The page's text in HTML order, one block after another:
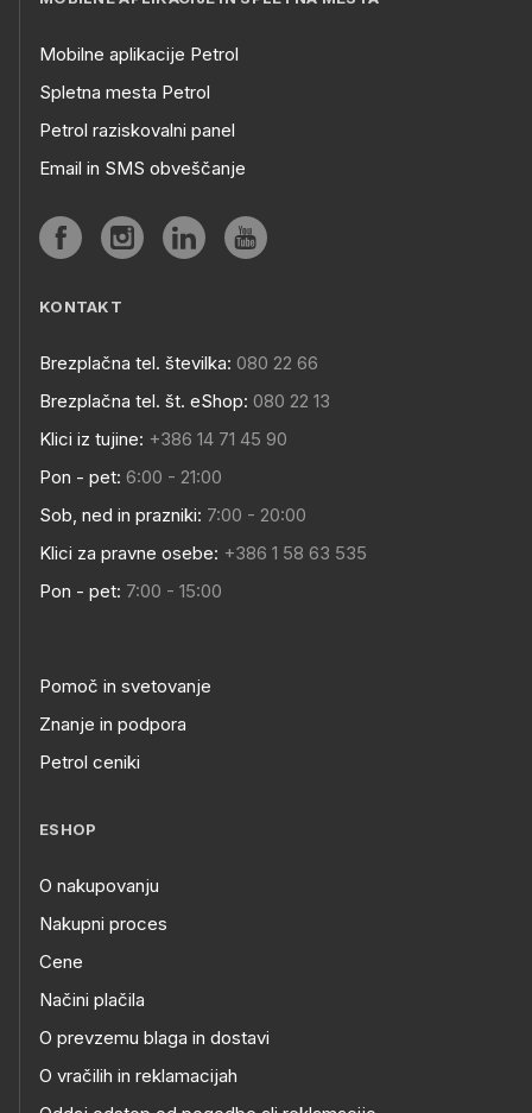
Mobilne aplikacije Petrol
Spletna mesta Petrol
Petrol raziskovalni panel
Email in SMS obveščanje
KONTAKT
Brezplačna tel. številka: 080 22 66
Brezplačna tel. št. eShop: 080 22 13
Klici iz tujine: +386 14 71 45 90
Pon - pet: 6:00 - 21:00
Sob, ned in prazniki: 7:00 - 20:00
Klici za pravne osebe: +386 1 58 63 535
Pon - pet: 7:00 - 15:00
Pomoč in svetovanje
Znanje in podpora
Petrol ceniki
ESHOP
O nakupovanju
Nakupni proces
Cene
Načini plačila
O prevzemu blaga in dostavi
O vračilih in reklamacijah